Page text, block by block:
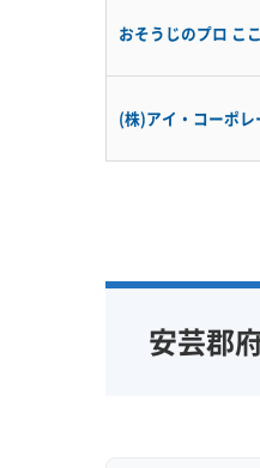
おそうじのプロ こ
(株)アイ・コーポ
安芸郡